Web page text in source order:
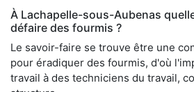
À Lachapelle-sous-Aubenas
défaire des fourmis ?
Le savoir-faire se trouve être une
pour éradiquer des fourmis, d'où
travail à des techniciens du travail,